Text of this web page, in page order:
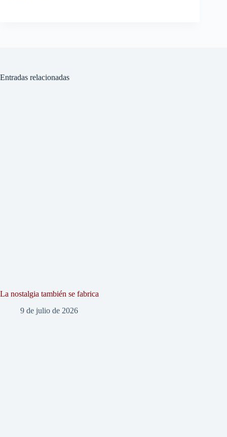
Entradas relacionadas
La nostalgia también se fabrica
9 de julio de 2026